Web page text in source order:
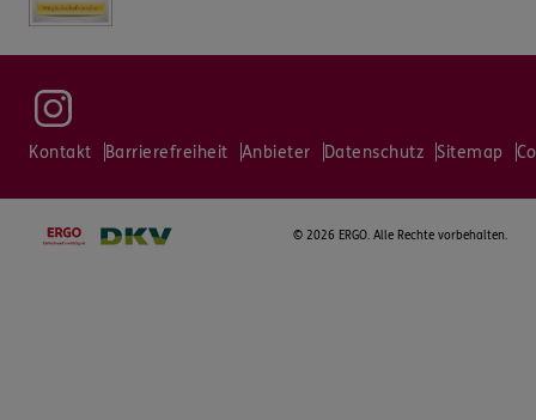
Kontakt Barrierefreiheit Anbieter Datenschutz Sitemap
© 2026 ERGO. Alle Rechte vorbehalten.